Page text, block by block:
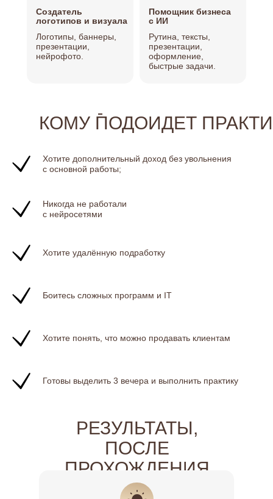
Логотипы, баннеры,
презентации,
нейрофото.
Рутина, тексты,
презентации,
оформление,
быстрые задачи.
Создатель
логотипов и визуала
Помощник бизнеса
с ИИ
КОМУ ПОДОИДЕТ
Хотите дополнительный доход без увольнения
с основной работы;
Никогда не работали
с нейросетями
Хотите удалённую подработку
Боитесь сложных программ и IT
Хотите понять, что можно продавать клиентам
Готовы выделить 3 вечера и выполнить практику
РЕЗУЛЬТАТЫ,
ПОСЛЕ
ПРОХОЖДЕНИЯ
ПРАКТИКУМА